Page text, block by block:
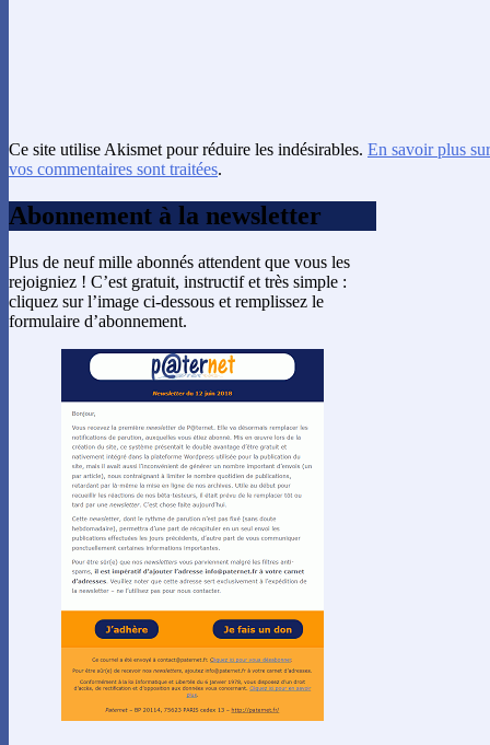
Ce site utilise Akismet pour réduire les indésirables. En savoir plus
vos commentaires sont traitées.
Abonnement à la newsletter
Plus de neuf mille abonnés attendent que vous les
rejoigniez ! C’est gratuit, instructif et très simple :
cliquez sur l’image ci-dessous et remplissez le
formulaire d’abonnement.